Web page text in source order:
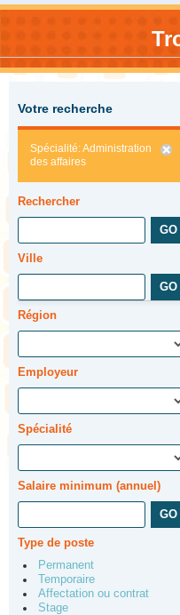
Votre recherche
Spécialité: Administration
des affaires
Rechercher
Ville
Région
Employeur
Spécialité
Salaire minimum (annuel)
Type de poste
Permanent
Temporaire
Affectation ou contrat
Stage